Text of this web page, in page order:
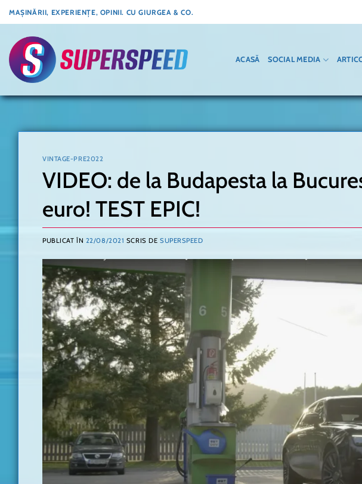
Skip
to
content
MAȘINĂRII, EXPERIENȚE, OPINII. CU GIURGEA & CO.
ACASĂ SOCIAL MEDIA
VINTAGE-PRE2022
VIDEO: de la Budapesta la
euro! TEST EPIC!
PUBLICAT ÎN 22/08/2021 SCRIS DE SUPERSPEED